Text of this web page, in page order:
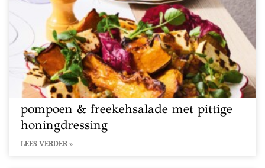
pompoen & freekehsalade met pittige
honingdressing
LEES VERDER »